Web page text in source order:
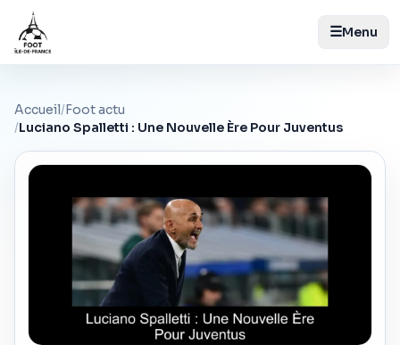
☰Menu
Accueil/Foot actu
/Luciano Spalletti : Une Nouvelle Ère Pour Juventus